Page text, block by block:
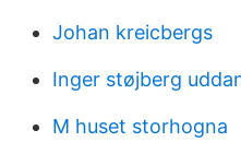
Johan kreicbergs
Inger støjberg
M huset storhogna